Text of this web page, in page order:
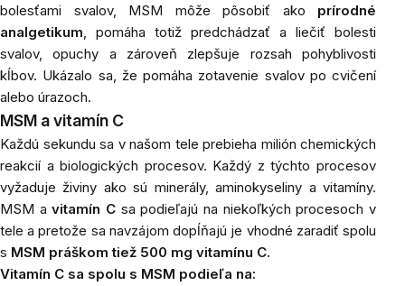
bolesťami svalov, MSM môže pôsobiť ako prírodné
analgetikum, pomáha totiž predchádzať a liečiť bolesti
svalov, opuchy a zároveň zlepšuje rozsah pohyblivosti
kĺbov. Ukázalo sa, že pomáha zotavenie svalov po cvičení
alebo úrazoch.
MSM a vitamín C
Každú sekundu sa v našom tele prebieha milión chemických
reakcií a biologických procesov. Každý z týchto procesov
vyžaduje živiny ako sú minerály, aminokyseliny a vitamíny.
MSM avitamín C sa podieľajú na niekoľkých procesoch v
tele a pretože sa navzájom dopĺňajú je vhodné zaradiť spolu
s MSM práškom tiež 500 mg vitamínu C.
Vitamín C sa spolu s MSM podieľa na: